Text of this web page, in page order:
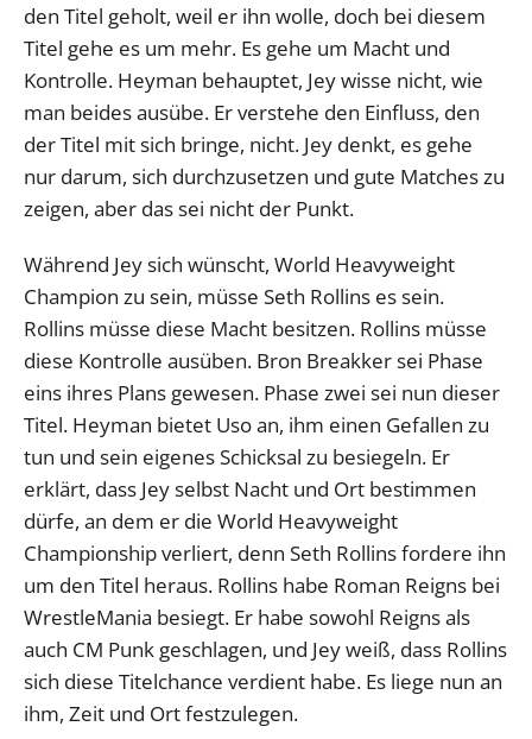
den Titel geholt, weil er ihn wolle, doch bei diesem
Titel gehe es um mehr. Es gehe um Macht und
Kontrolle. Heyman behauptet, Jey wisse nicht, wie
man beides ausübe. Er verstehe den Einfluss, den
der Titel mit sich bringe, nicht. Jey denkt, es gehe
nur darum, sich durchzusetzen und gute Matches zu
zeigen, aber das sei nicht der Punkt.
Während Jey sich wünscht, World Heavyweight
Champion zu sein, müsse Seth Rollins es sein.
Rollins müsse diese Macht besitzen. Rollins müsse
diese Kontrolle ausüben. Bron Breakker sei Phase
eins ihres Plans gewesen. Phase zwei sei nun dieser
Titel. Heyman bietet Uso an, ihm einen Gefallen zu
tun und sein eigenes Schicksal zu besiegeln. Er
erklärt, dass Jey selbst Nacht und Ort bestimmen
dürfe, an dem er die World Heavyweight
Championship verliert, denn Seth Rollins fordere ihn
um den Titel heraus. Rollins habe Roman Reigns bei
WrestleMania besiegt. Er habe sowohl Reigns als
auch CM Punk geschlagen, und Jey weiß, dass Rollins
sich diese Titelchance verdient habe. Es liege nun an
ihm, Zeit und Ort festzulegen.